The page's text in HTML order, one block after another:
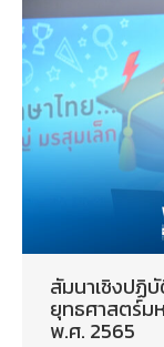
สัมนาเชิงปฏิ
ยุทธศาสตร์ม
พ.ศ. 2565